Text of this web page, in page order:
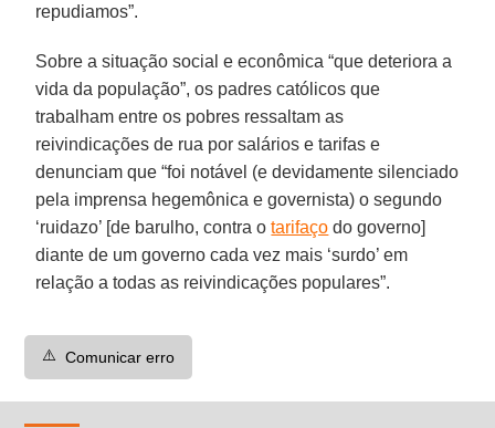
repudiamos”.
Sobre a situação social e econômica “que deteriora a
vida da população”, os padres católicos que
trabalham entre os pobres ressaltam as
reivindicações de rua por salários e tarifas e
denunciam que “foi notável (e devidamente silenciado
pela imprensa hegemônica e governista) o segundo
‘ruidazo’ [de barulho, contra otarifaço do governo]
diante de um governo cada vez mais ‘surdo’ em
relação a todas as reivindicações populares”.
⚠️ Comunicar erro